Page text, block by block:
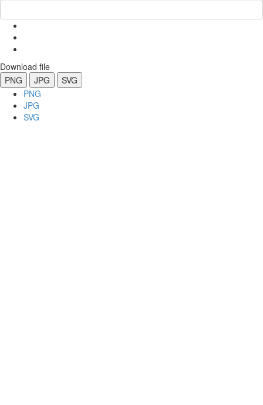
Download file
PNG
JPG
SVG
PNG
JPG
SVG